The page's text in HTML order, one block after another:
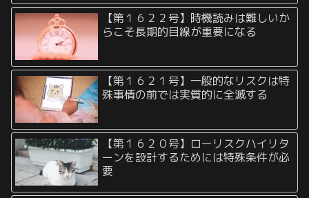
【第１６２２号】時機読みは難しいか
らこそ長期的目線が重要になる
【第１６２１号】一般的なリスクは特
殊事情の前では実質的に全滅する
【第１６２０号】ローリスクハイリタ
ーンを設計するためには特殊条件が必
要